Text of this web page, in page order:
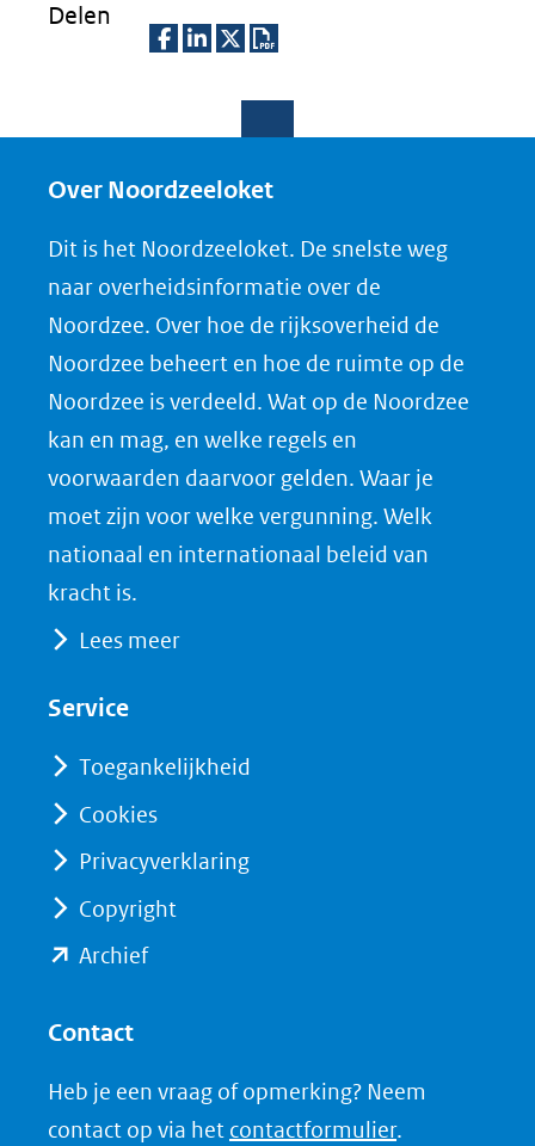
Delen
e
o
p
F
a
c
e
b
o
o
in
(verwijst
een
andere
website)
e
o
p
L
i
n
k
e
d
I
(verwijst
andere
e
o
p
X
(opent
in
nieuw
venster)
(verwijst
naar
n
o
a
d
P
D
F
Over Noordzeeloket
Dit is het Noordzeeloket. De snelste weg
naar overheidsinformatie over de
Noordzee. Over hoe de rijksoverheid de
Noordzee beheert en hoe de ruimte op de
Noordzee is verdeeld. Wat op de Noordzee
kan en mag, en welke regels en
voorwaarden daarvoor gelden. Waar je
moet zijn voor welke vergunning. Welk
nationaal en internationaal beleid van
kracht is.
Lees meer
Service
Toegankelijkheid
Cookies
Privacyverklaring
Copyright
Archief(opent
(verwijst
Contact
Heb je een vraag of opmerking? Neem
contact op via het contactformulier.